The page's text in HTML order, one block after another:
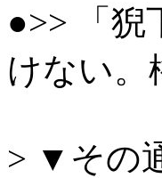
●>> 「猊
けない。
> ▼その